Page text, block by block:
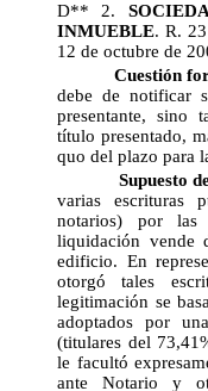
D** 2.
INMUEBLE. R.
12 de octubre de
Cuestión
debe de notificar
presentante, sino
título presentado,
quo del plazo para
Supuesto
varias escrituras
notarios) por las
liquidación vende
edificio. En
otorgó tales
legitimación se
adoptados por
(titulares del
le facultó
ante Notario y